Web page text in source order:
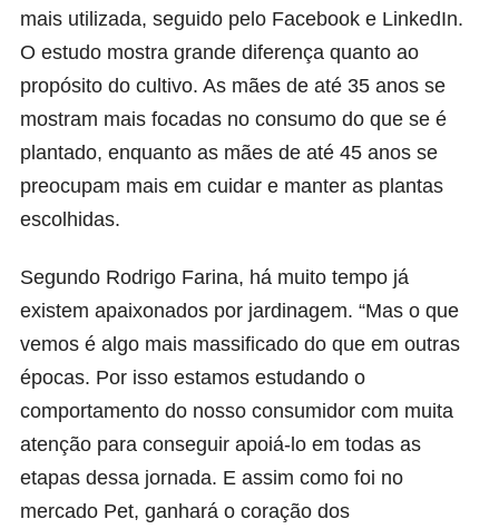
mais utilizada, seguido pelo Facebook e LinkedIn.
O estudo mostra grande diferença quanto ao
propósito do cultivo. As mães de até 35 anos se
mostram mais focadas no consumo do que se é
plantado, enquanto as mães de até 45 anos se
preocupam mais em cuidar e manter as plantas
escolhidas.
Segundo Rodrigo Farina, há muito tempo já
existem apaixonados por jardinagem. “Mas o que
vemos é algo mais massificado do que em outras
épocas. Por isso estamos estudando o
comportamento do nosso consumidor com muita
atenção para conseguir apoiá-lo em todas as
etapas dessa jornada. E assim como foi no
mercado Pet, ganhará o coração dos